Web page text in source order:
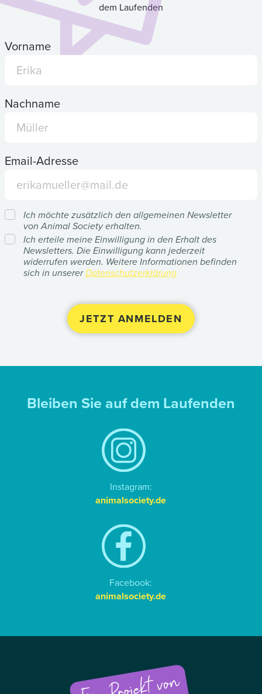
dem Laufenden
Vorname
Nachname
Email-Adresse
Ich möchte zusätzlich den allgemeinen Newsletter
von Animal Society erhalten.
Ich erteile meine Einwilligung in den Erhalt des
Newsletters. Die Einwilligung kann jederzeit
widerrufen werden. Weitere Informationen befinden
sich in unsererDatenschutzerklärung
Bleiben Sie auf dem Laufenden
Instagram:
animalsociety.de
Facebook:
animalsociety.de